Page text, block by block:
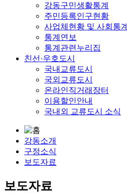
강동구민생활통계
주민등록인구현황
사업체현황 및 사회통계
통계연보
통계관련누리집
친선·우호도시
국내교류도시
국외교류도시
온라인직거래장터
이용할인안내
국내외 교류도시 소식
강동소개
구정소식
보도자료
보도자료